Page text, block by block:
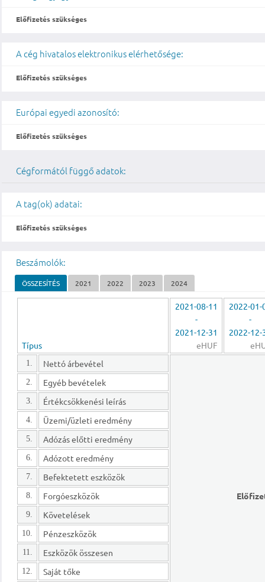
Előfizetés szükséges
A cég hivatalos elektronikus elérhetősége:
Előfizetés szükséges
Európai egyedi azonosító:
Előfizetés szükséges
Cégformától függő adatok:
A tag(ok) adatai:
Előfizetés szükséges
Beszámolók:
ÖSSZESÍTÉS 2021 2022 2023 2024
Típus
2021-08-11
-
2021-12-31
eHUF
2022-01-
-
2022-12-
1. Nettó árbevétel
2. Egyéb bevételek
3. Értékcsökkenési leírás
4. Üzemi/üzleti eredmény
5. Adózás előtti eredmény
6. Adózott eredmény
7. Befektetett eszközök
8. Forgóeszközök
9. Követelések
10. Pénzeszközök
11. Eszközök összesen
12. Saját tőke